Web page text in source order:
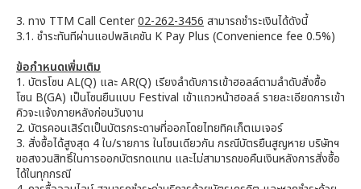
3. ทาง TTM Call Center02-262-3456 สามารถชำระเงินได้ดังนี้
3.1. ชำระทันทีผ่านแอปพลิเคชัน K Pay Plus (Convenience fee 0.5%)
ข้อกำหนดเพิ่มเติม
1. บัตรโซน AL(Q) และ AR(Q) เรียงลำดับการเข้าฮอลล์ตามลำดับสั่งซื้อ
โซน B(GA) เป็นโซนยืนแบบ Festival เข้าแถวหน้าฮอลล์ รายละเอียดการเข้า
คิวจะแจ้งภายหลังก่อนวันงาน
2. บัตรคอนเสิร์ตเป็นบัตรกระดาษที่ออกโดยไทยทิคเก็ตเมเจอร์
3. สั่งซื้อได้สูงสุด 4 ใบ/รายการ ในโซนเดียวกัน กรณีบัตรยืนสูญหาย บริษัทฯ
ขอสงวนสิทธิ์ในการออกบัตรทดแทน และไม่สามารถขอคืนเงินหลังการสั่งซื้อ
ได้ในทุกกรณี